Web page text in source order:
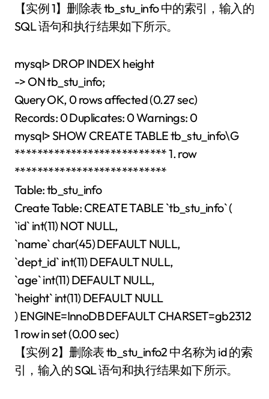
【实例 1】删除表 tb_stu_info 中的索引，输入的
SQL 语句和执行结果如下所示。
mysql> DROP INDEX height
-> ON tb_stu_info;
Query OK, 0 rows affected (0.27 sec)
Records: 0 Duplicates: 0 Warnings: 0
mysql> SHOW CREATE TABLE tb_stu_info\G
*************************** 1. row
***************************
Table: tb_stu_info
Create Table: CREATE TABLE `tb_stu_info` (
`id` int(11) NOT NULL,
`name` char(45) DEFAULT NULL,
`dept_id` int(11) DEFAULT NULL,
`age` int(11) DEFAULT NULL,
`height` int(11) DEFAULT NULL
) ENGINE=InnoDB DEFAULT CHARSET=gb2312
1 row in set (0.00 sec)
【实例 2】删除表 tb_stu_info2 中名称为 id 的索
引，输入的 SQL 语句和执行结果如下所示。